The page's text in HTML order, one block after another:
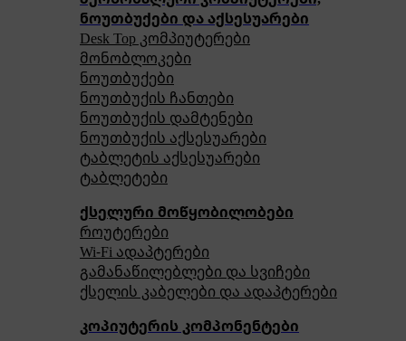
ნოუთბუქები და აქსესუარები
Desk Top კომპიუტერები
მონობლოკები
ნოუთბუქები
ნოუთბუქის ჩანთები
ნოუთბუქის დამტენები
ნოუთბუქის აქსესუარები
ტაბლეტის აქსესუარები
ტაბლეტები
ქსელური მოწყობილობები
როუტერები
Wi-Fi ადაპტერები
გამანაწილებლები და სვიჩები
ქსელის კაბელები და ადაპტერები
კოპიუტერის კომპონენტები